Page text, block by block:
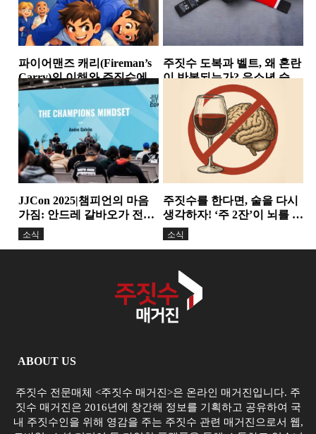
파이어맨즈 캐리(Fireman’s
Carry)의 이해와 주짓수에서
의 활용
스탠딩
주짓수 도복과 벨트, 왜 혼란
이 반복되는가? 유소년 승급
논란이 던진 구조적...
JJCon 2025|챔피언의 마음
가짐: 안드레 갈바오가 전한
정신력과 변화의 힘
소식
주짓수를 한다면, 술을 다시
생각하자! ‘주 2잔’이 뇌를 줄
인다. 기술보다 더...
소식
ABOUT US
주짓수 전문매체 <주짓수 매거진>은 온라인 매거진입니다. 주
짓수 매거진은 2016년에 창간해 정보를 기획하고 공유하여 국
내 주짓수인을 위해 영감을 주는 주짓수 관련 매거진으로서 웹,